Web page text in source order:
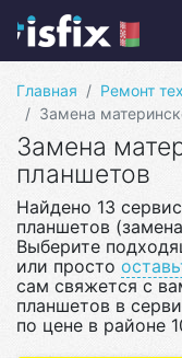
Главная Ремонт
Замена
Замена
планшетов
Найдено 13
планшетов
Выберите
или просто
сам свяжется с
планшетов в
по цене в районе